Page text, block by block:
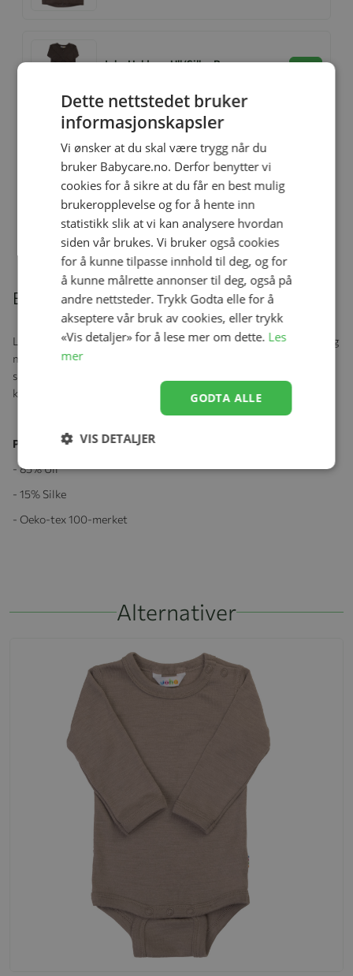
Joha Heldress Ull/Silke, Brun
Balaclava, Joha, Ull, Rosa
kr 299,00kr 199,00
Beskrivelse
Langermet body med striper. Trykknapper på den ene skulderen og
mellom bena for enklere påkledning. En ekstra fin ullkvalitet med
silke. Utrolig myk og med et litt skinnende uttrykk gjør denne
kvaliteten ekstra fin og deilig.
Produktspesifikasjoner:
- 85% Ull
- 15% Silke
- Oeko-tex 100-merket
Relaterte produkter
Alternativer
Dette nettstedet bruker
informasjonskapsler
Vi ønsker at du skal være trygg når du
bruker Babycare.no. Derfor benytter vi
cookies for å sikre at du får en best mulig
brukeropplevelse og for å hente inn
statistikk slik at vi kan analysere hvordan
siden vår brukes. Vi bruker også cookies
for å kunne tilpasse innhold til deg, og for
å kunne målrette annonser til deg, også på
andre nettsteder. Trykk Godta elle for å
akseptere vår bruk av cookies, eller trykk
«Vis detaljer» for å lese mer om dette. Les
mer
GODTA ALLE
VIS DETALJER